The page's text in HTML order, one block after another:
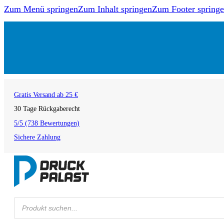
Zum Menü springenZum Inhalt springenZum Footer
Gratis Versand ab 25 €
30 Tage Rückgaberecht
5/5 (738 Bewertungen)
Sichere Zahlung
Products
search